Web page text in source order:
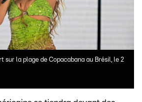
sur la plage de Copacabana au Brésil, le 2